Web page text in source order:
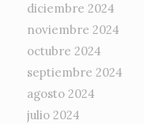
diciembre 2024
noviembre 2024
octubre 2024
septiembre 2024
agosto 2024
julio 2024